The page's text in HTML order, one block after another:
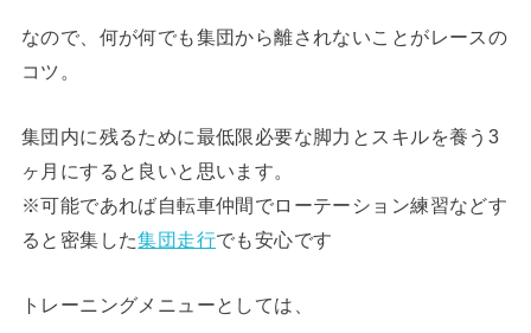
なので、何が何でも集団から離されないことがレースの
コツ。
集団内に残るために最低限必要な脚力とスキルを養う3
ヶ月にすると良いと思います。
※可能であれば自転車仲間でローテーション練習などす
ると密集した集団走行でも安心です
トレーニングメニューとしては、